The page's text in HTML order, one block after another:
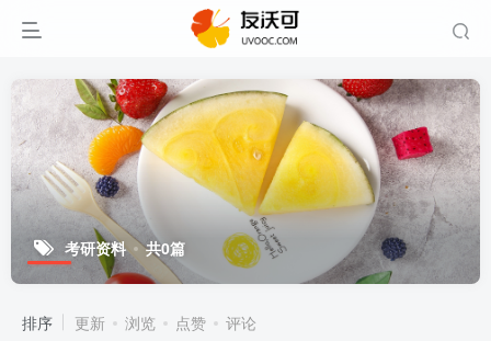
考研资料 共0篇
排序 更新 浏览 点赞 评论